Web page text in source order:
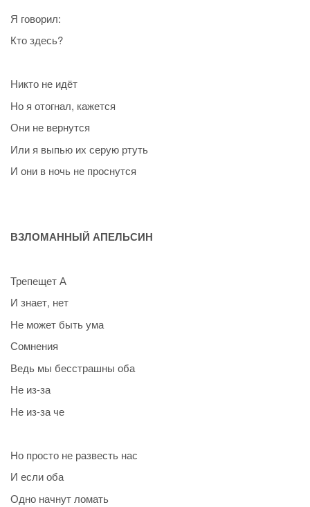
Я говорил:
Кто здесь?
Никто не идёт
Но я отогнал, кажется
Они не вернутся
Или я выпью их серую ртуть
И они в ночь не проснутся
ВЗЛОМАННЫЙ АПЕЛЬСИН
Трепещет А
И знает, нет
Не может быть ума
Сомнения
Ведь мы бесстрашны оба
Не из-за
Не из-за че
Но просто не развесть нас
И если оба
Одно начнут ломать